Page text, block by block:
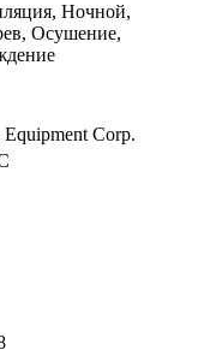
Ночной,
Осушение,
Corp.